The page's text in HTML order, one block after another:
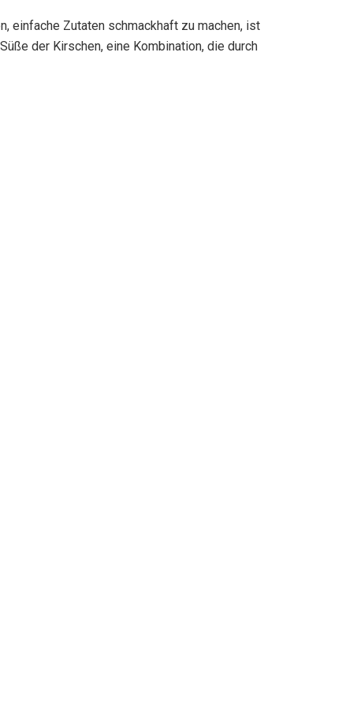
einfache Zutaten schmackhaft zu machen, ist
der Kirschen, eine Kombination, die durch